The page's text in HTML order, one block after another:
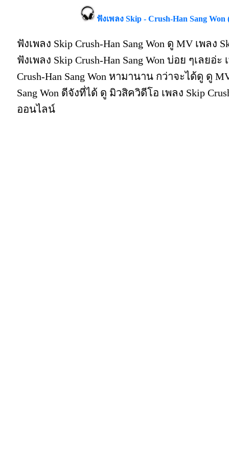
ฟังเพลง Skip - Crush-Han Sang Won
ฟังเพลง Skip Crush-Han Sang Won ดู MV เพลง
ฟังเพลง Skip Crush-Han Sang Won บ่อย ๆเลยอ่
Crush-Han Sang Won หามานาน กว่าจะได้ดู ดู
Sang Won ดีจังที่ได้ ดู มิวสิควิดีโอ เพลง Skip
ออนไลน์